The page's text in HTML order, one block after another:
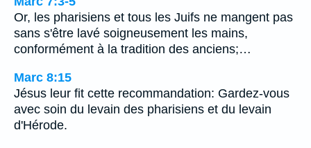
Or, les pharisiens et tous les Juifs ne mangent pas
sans s'être lavé soigneusement les mains,
conformément à la tradition des anciens;…
Marc 8:15
Jésus leur fit cette recommandation: Gardez-vous
avec soin du levain des pharisiens et du levain
d'Hérode.